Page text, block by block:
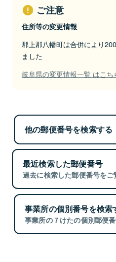
ご注意
住所等の変更情報
郡上郡八幡町は合併により
ました
岐阜県の変更情報一覧 はこち
他の郵便番号を検索する
最近検索した郵便番号
過去に検索した郵便番号をご
事業所の個別番号を検索
事業所の７けたの個別郵便